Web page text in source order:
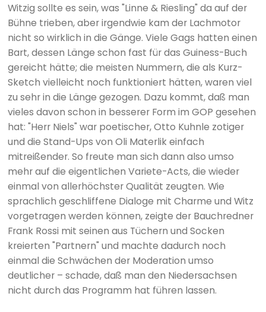
Witzig sollte es sein, was "Linne & Riesling" da auf der
Bühne trieben, aber irgendwie kam der Lachmotor
nicht so wirklich in die Gänge. Viele Gags hatten einen
Bart, dessen Länge schon fast für das Guiness-Buch
gereicht hätte; die meisten Nummern, die als Kurz-
Sketch vielleicht noch funktioniert hätten, waren viel
zu sehr in die Länge gezogen. Dazu kommt, daß man
vieles davon schon in besserer Form im GOP gesehen
hat: "Herr Niels" war poetischer, Otto Kuhnle zotiger
und die Stand-Ups von Oli Materlik einfach
mitreißender. So freute man sich dann also umso
mehr auf die eigentlichen Variete-Acts, die wieder
einmal von allerhöchster Qualität zeugten. Wie
sprachlich geschliffene Dialoge mit Charme und Witz
vorgetragen werden können, zeigte der Bauchredner
Frank Rossi mit seinen aus Tüchern und Socken
kreierten "Partnern" und machte dadurch noch
einmal die Schwächen der Moderation umso
deutlicher – schade, daß man den Niedersachsen
nicht durch das Programm hat führen lassen.